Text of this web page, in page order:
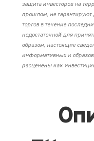
защита инвесторов на
прошлом, не гарантируют
торгов в течение
недостаточной для
образом, настоящие
информативных и
расценены как